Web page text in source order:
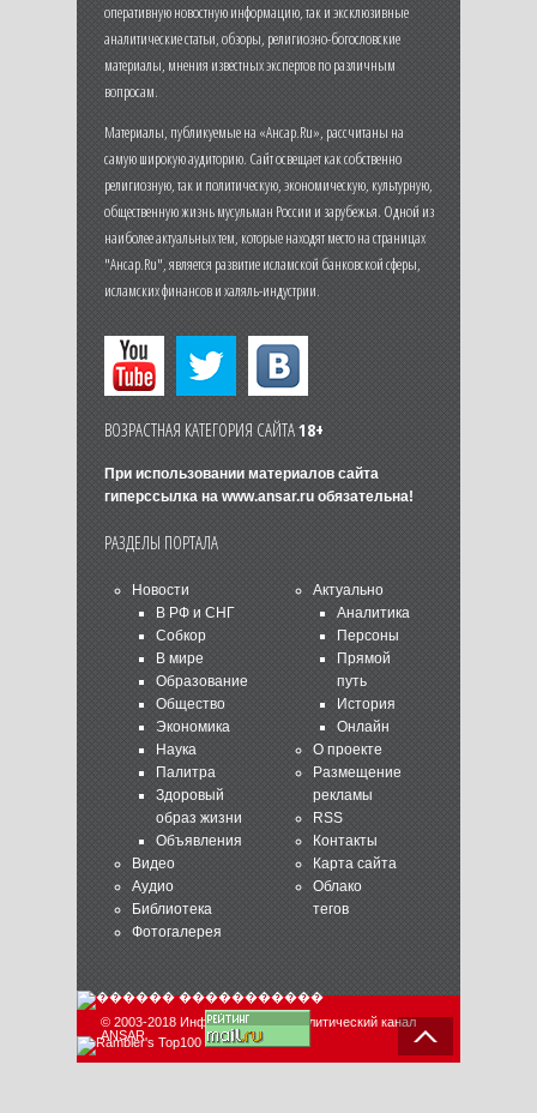
оперативную новостную информацию, так и эксклюзивные
аналитические статьи, обзоры, религиозно-богословские
материалы, мнения известных экспертов по различным
вопросам.
Материалы, публикуемые на «Ансар.Ru», рассчитаны на
самую широкую аудиторию. Сайт освещает как собственно
религиозную, так и политическую, экономическую, культурную,
общественную жизнь мусульман России и зарубежья. Одной из
наиболее актуальных тем, которые находят место на страницах
"Ансар.Ru", является развитие исламской банковской сферы,
исламских финансов и халяль-индустрии.
ВОЗРАСТНАЯ КАТЕГОРИЯ САЙТА18+
При использовании материалов сайта
гиперссылка на www.ansar.ruобязательна!
РАЗДЕЛЫ ПОРТАЛА
Новости
В РФ и СНГ
Собкор
В мире
Образование
Общество
Экономика
Наука
Палитра
Здоровый
образ жизни
Объявления
Видео
Аудио
Библиотека
Фотогалерея
Актуально
Аналитика
Персоны
Прямой
путь
История
Онлайн
О проекте
Размещение
рекламы
RSS
Контакты
Карта сайта
Облако
тегов
© 2003-2018 Информационно-аналитический канал
ANSAR